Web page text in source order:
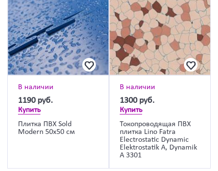
В наличии
1190 руб.
Купить
Плитка ПВХ Sold
Modern 50х50 см
В наличии
1300 руб.
Купить
Токопроводящая ПВХ
плитка Lino Fatra
Electrostatic Dynamic
Elektrostatik A, Dynamik
A 3301